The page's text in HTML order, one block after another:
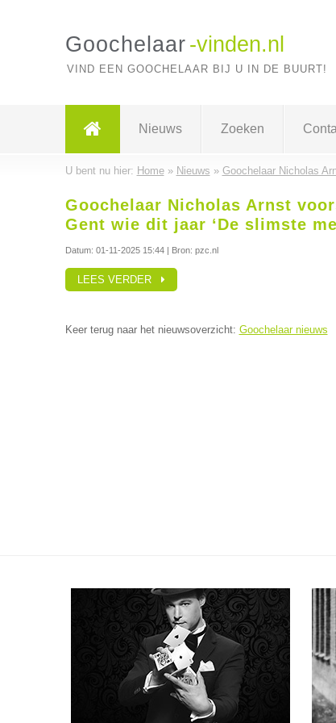
Goochelaar -vinden.nl
VIND EEN GOOCHELAAR BIJ U IN DE BUURT!
Nieuws Zoeken
U bent nu hier: Home» Nieuws » Goochelaar Nicholas
Goochelaar Nicholas Arnst
Gent wie dit jaar ‘De slimste
Datum: 01-11-2025 15:44| Bron: pzc.nl
LEES VERDER
Keer terug naar het nieuwsoverzicht: Goochelaar nieuws